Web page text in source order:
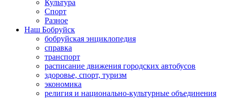
Культура
Спорт
Разное
Наш Бобруйск
бобруйская энциклопедия
справка
транспорт
расписание движения городских автобусов
здоровье, спорт, туризм
экономика
религия и национально-культурные объединения